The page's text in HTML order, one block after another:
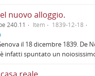
nuovo alloggio.
240.11 Item
1839-12-18
il 18 dicembre 1839. De
infatti spuntato un